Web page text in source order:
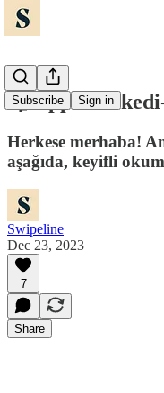
Subscribe Sign in
🐀 Apple ile
Herkese merhaba!
aşağıda, keyifli
Swipeline
Dec 23, 2023
7
Share